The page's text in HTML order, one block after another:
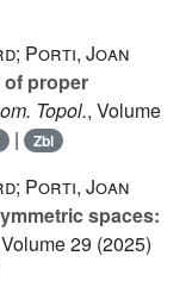
Porti, Joan
proper
Topol., Volume
| Zbl
Porti, Joan
spaces:
29 (2025)